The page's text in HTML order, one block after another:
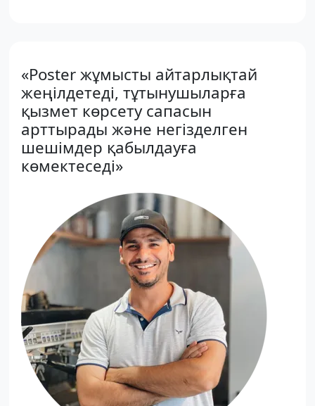
«Poster жұмысты айтарлықтай
жеңілдетеді, тұтынушыларға
қызмет көрсету сапасын
арттырады және негізделген
шешімдер қабылдауға
көмектеседі»